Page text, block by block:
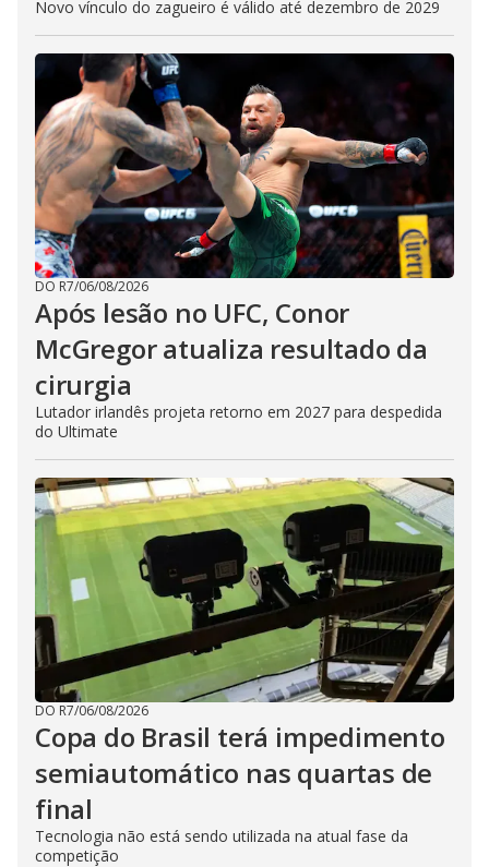
Novo vínculo do zagueiro é válido até dezembro de 2029
DO R7/06/08/2026
Após lesão no UFC, Conor
McGregor atualiza resultado da
cirurgia
Lutador irlandês projeta retorno em 2027 para despedida
do Ultimate
DO R7/06/08/2026
Copa do Brasil terá impedimento
semiautomático nas quartas de
final
Tecnologia não está sendo utilizada na atual fase da
competição